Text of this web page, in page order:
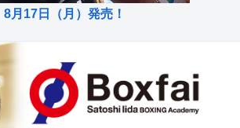
8月17日（月）発売！